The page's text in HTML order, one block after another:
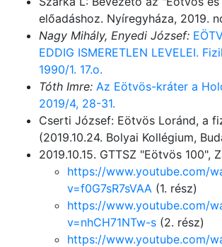
előadáshoz. Nyíregyháza, 2019.
Nagy Mihály, Enyedi József:
EDDIG ISMERETLEN LEVELEI.
1990/1. 17.o.
Tóth Imre: Az Eötvös-kráter a
2019/4, 28-31.
Cserti József: Eötvös Loránd, a
(2019.10.24. Bolyai Kollégium,
2019.10.15. GTTSZ "Eötvös 100",
https://www.youtube.com/
v=f0G7sR7sVAA (1. rész)
https://www.youtube.com/
v=nhCH71NTw-s (2. rész)
https://www.youtube.com/